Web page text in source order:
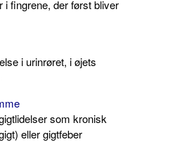
fingrene, der først bliver
i urinrøret, i øjets
som kronisk
eller gigtfeber